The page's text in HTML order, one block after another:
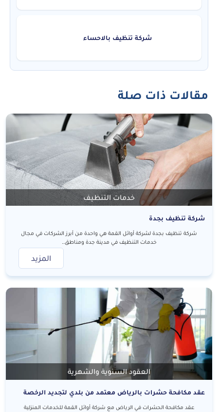
شركة تنظيف بالاحساء
مقالات ذات صلة
خدمات التنظيف
شركة تنظيف بجدة
شركة تنظيف بجدة لشركة أوائل القمة هي واحدة من أبرز الشركات في مجال
خدمات التنظيف في مدينة جدة ومناطق..
المزيد
العقود السنوية والشهرية
عقد مكافحة حشرات بالرياض معتمد من بلدي لتجديد الرخصة
عقد مكافحة الحشرات في الرياض مع شركة أوائل القمة للخدمات المنزلية